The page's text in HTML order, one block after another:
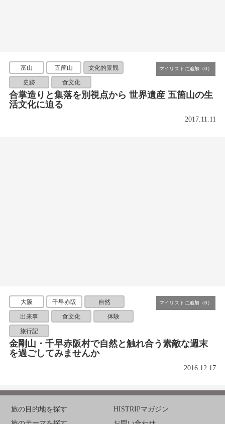
富山 五箇山 文化的景観
史跡 食文化
合掌造りと集落を別視点から 世界遺産 五箇山の生
活文化に迫る
2017.11.11
大阪 千早赤阪 自然
出来事 食文化 体験
旅行記
金剛山・千早赤阪村で自然と触れ合う素敵な週末
を過ごしてみませんか
2016.12.17
旅の目的地を探す
HISTRIPマガジン